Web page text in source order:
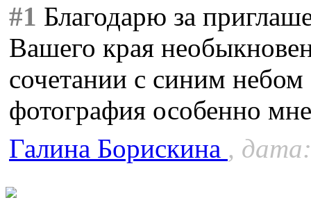
#1 Благодарю за
Вашего края
сочетании с синим
фотография особенно
Галина Борискина ,